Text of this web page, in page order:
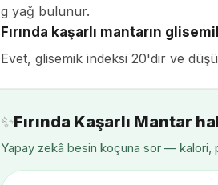
g yağ bulunur.
Fırında kaşarlı mantarın
Evet, glisemik indeksi 20'dir ve
✨Fırında Kaşarlı Mantar
Yapay zekâ besin koçuna sor — kalori,